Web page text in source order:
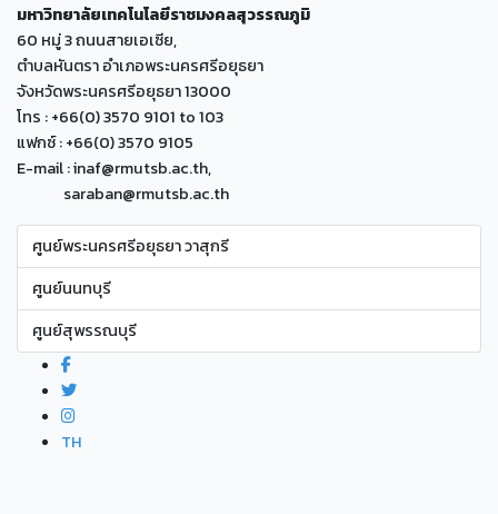
มหาวิทยาลัยเทคโนโลยีราชมงคลสุวรรณภูมิ
60 หมู่ 3 ถนนสายเอเซีย,
ตำบลหันตรา อำเภอพระนครศรีอยุธยา
จังหวัดพระนครศรีอยุธยา 13000
โทร : +66(0) 3570 9101 to 103
แฟกซ์ : +66(0) 3570 9105
E-mail : inaf@rmutsb.ac.th,
saraban@rmutsb.ac.th
ศูนย์พระนครศรีอยุธยา วาสุกรี
ศูนย์นนทบุรี
ศูนย์สุพรรณบุรี
TH